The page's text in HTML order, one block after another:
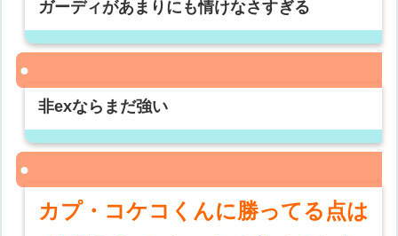
ガーディがあまりにも情けなさすぎる
非exならまだ強い
カプ・コケコくんに勝ってる点は